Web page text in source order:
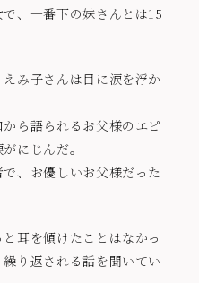
、一番下の妹さんとは15
み子さんは目に涙を浮か
ら語られるお父様のエピ
にじんだ。
、お優しいお父様だった
耳を傾けたことはなかっ
り返される話を聞いてい